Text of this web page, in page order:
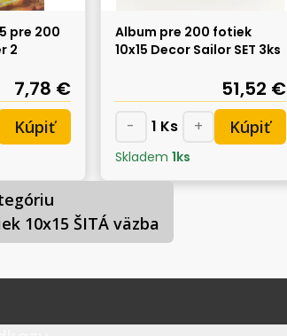
pre 200
2
7,78 €
Kúpiť
Album pre 200 fotiek
10x15 Decor Sailor SET 3ks
51,52 €
- 1 Ks + Kúpiť
Skladem 1ks
10x15 ŠITÁ väzba